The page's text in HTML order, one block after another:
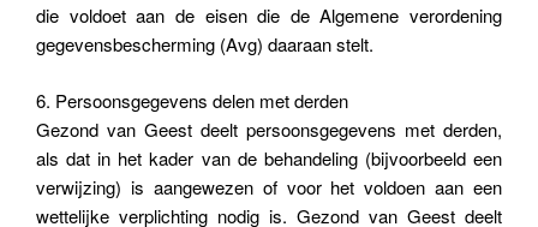
die voldoet aan de eisen die de Algemene verordening
gegevensbescherming (Avg) daaraan stelt.
6. Persoonsgegevens delen met derden
Gezond van Geest deelt persoonsgegevens met derden,
als dat in het kader van de behandeling (bijvoorbeeld een
verwijzing) is aangewezen of voor het voldoen aan een
wettelijke verplichting nodig is. Gezond van Geest deelt